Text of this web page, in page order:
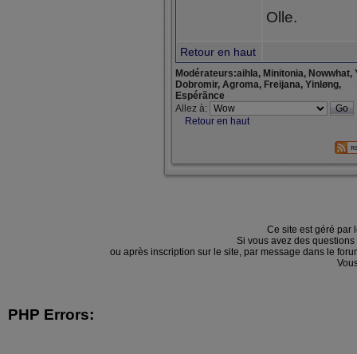
Olle.
Retour en haut
Modérateurs:aihla, Minitonia, Nowwhat,
Dobromir, Agroma, Freijana, Yinløng,
Espérãnce
Allez à:
Retour en haut
Ce site est géré par
Si vous avez des
ou après inscription sur le site, par message dans le
PHP Errors: